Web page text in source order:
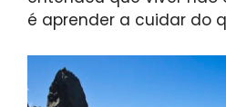
é aprender a cuidar do